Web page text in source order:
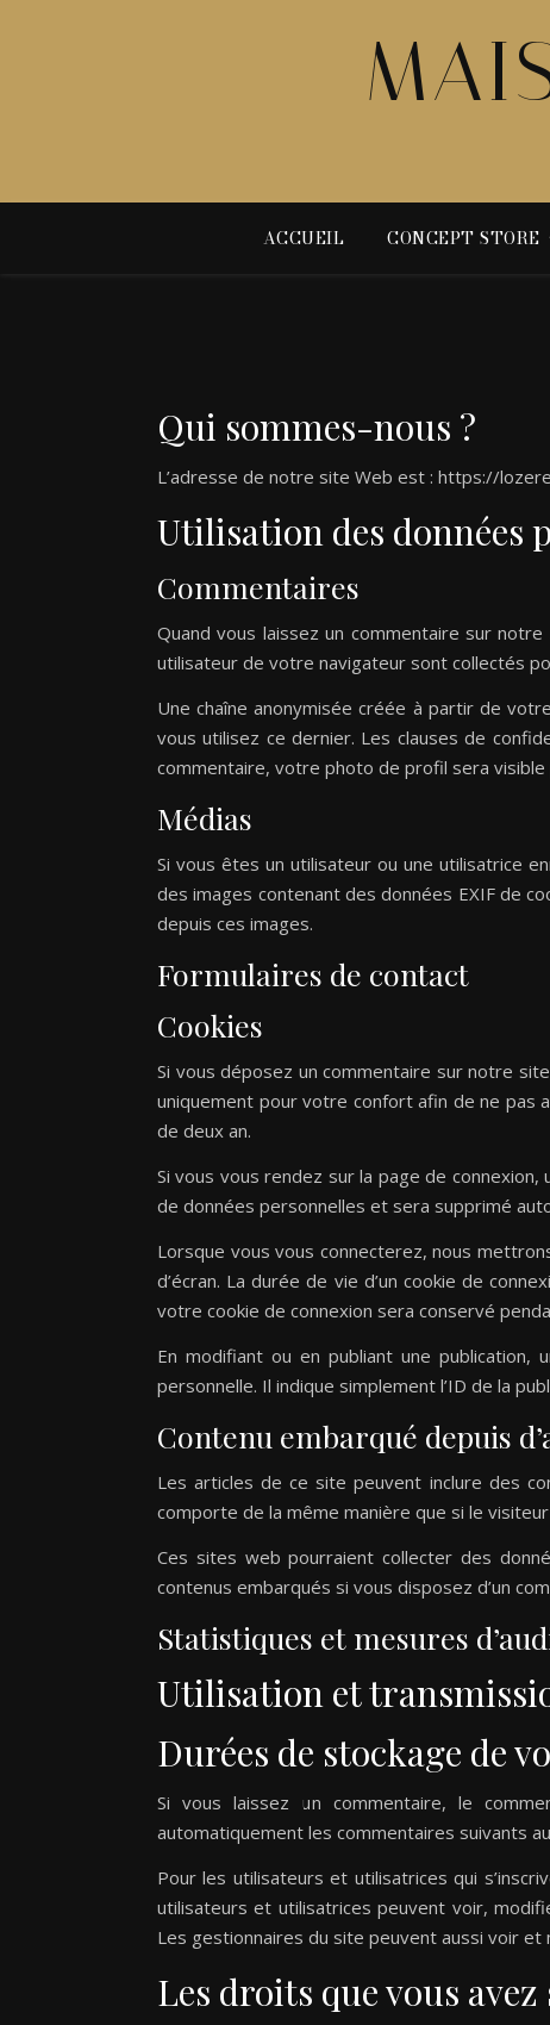
ACCUEIL CONCEPT STORE
Qui sommes-nous ?
L’adresse de notre site Web est : https://
Utilisation des données
Commentaires
Quand vous laissez un commentaire sur
utilisateur de votre navigateur sont collectés
Une chaîne anonymisée créée à partir de
vous utilisez ce dernier. Les clauses de
commentaire, votre photo de profil sera
Médias
Si vous êtes un utilisateur ou une utilisatrice
des images contenant des données EXIF de
depuis ces images.
Formulaires de contact
Cookies
Si vous déposez un commentaire sur notre
uniquement pour votre confort afin de ne pas
de deux an.
Si vous vous rendez sur la page de
de données personnelles et sera supprimé
Lorsque vous vous connecterez, nous
d’écran. La durée de vie d’un cookie de
votre cookie de connexion sera conservé
En modifiant ou en publiant une publication,
personnelle. Il indique simplement l’ID de la
Contenu embarqué depuis
Les articles de ce site peuvent inclure des
comporte de la même manière que si le
Ces sites web pourraient collecter des
contenus embarqués si vous disposez d’un
Statistiques et mesures
Utilisation et
Durées de stockage de
Si vous laissez un commentaire, le
automatiquement les commentaires suivants
Pour les utilisateurs et utilisatrices qui
utilisateurs et utilisatrices peuvent voir,
Les gestionnaires du site peuvent aussi voir et
Les droits que vous